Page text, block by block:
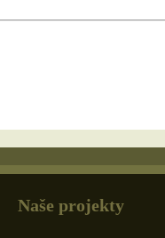
Naše projekty